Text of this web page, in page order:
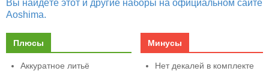
Вы найдёте этот и другие наборы на официальном сайте
Aoshima.
Плюсы
Аккуратное литьё
Минусы
Нет декалей в комплекте